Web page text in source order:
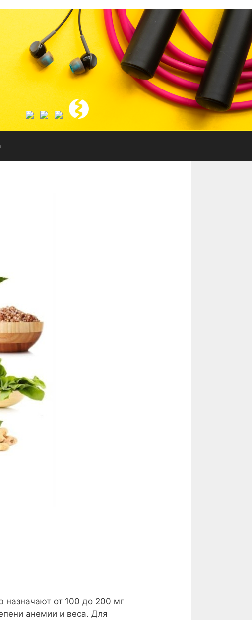
от 100 до 200 мг
анемии и веса. Для